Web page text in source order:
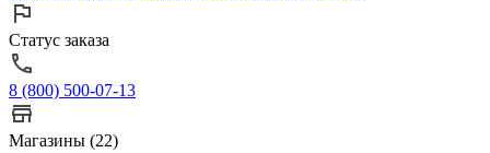
Статус заказа
8 (800) 500-07-13
Магазины (22)